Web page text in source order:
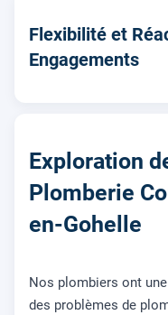
Flexibilité et
Engagements
Exploration
Plomberie
en-Gohelle
Nos plombiers ont
des problèmes de